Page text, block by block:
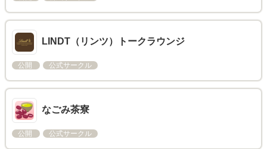
LINDT（リンツ）トークラウンジ
公開 公式サークル
なごみ茶寮
公開 公式サークル